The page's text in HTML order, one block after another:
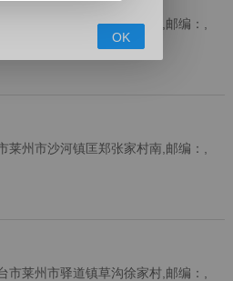
州市郭家店镇泥沟子村北,邮编：,
州市沙河镇匡郑张家村南,邮编：,
莱州市驿道镇草沟徐家村,邮编：,
OK